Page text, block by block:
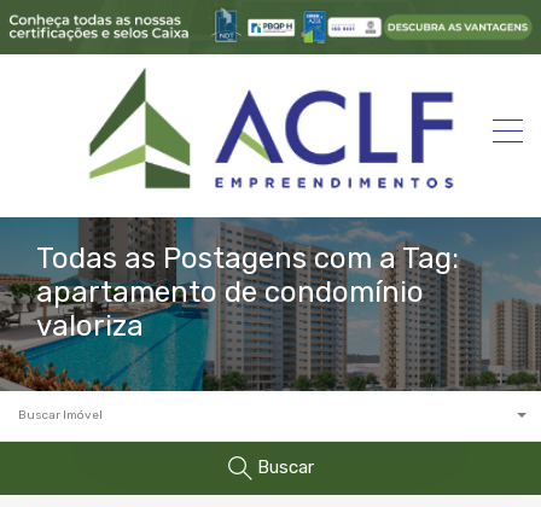
Todas as Postagens com a Tag:
apartamento de condomínio
valoriza
Buscar Imóvel
Buscar